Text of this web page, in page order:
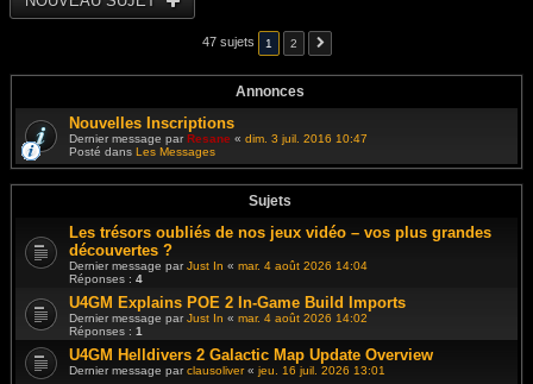
47 sujets 1 2
Annonces
Nouvelles Inscriptions
Dernier message parResane « dim. 3 juil. 2016 10:47
Posté dans Les Messages
Sujets
Les trésors oubliés de nos jeux vidéo – vos plus grandes
découvertes ?
Dernier message parJust In « mar. 4 août 2026 14:04
Réponses : 4
U4GM Explains POE 2 In-Game Build Imports
Dernier message parJust In « mar. 4 août 2026 14:02
Réponses : 1
U4GM Helldivers 2 Galactic Map Update Overview
Dernier message parclausoliver« jeu. 16 juil. 2026 13:01